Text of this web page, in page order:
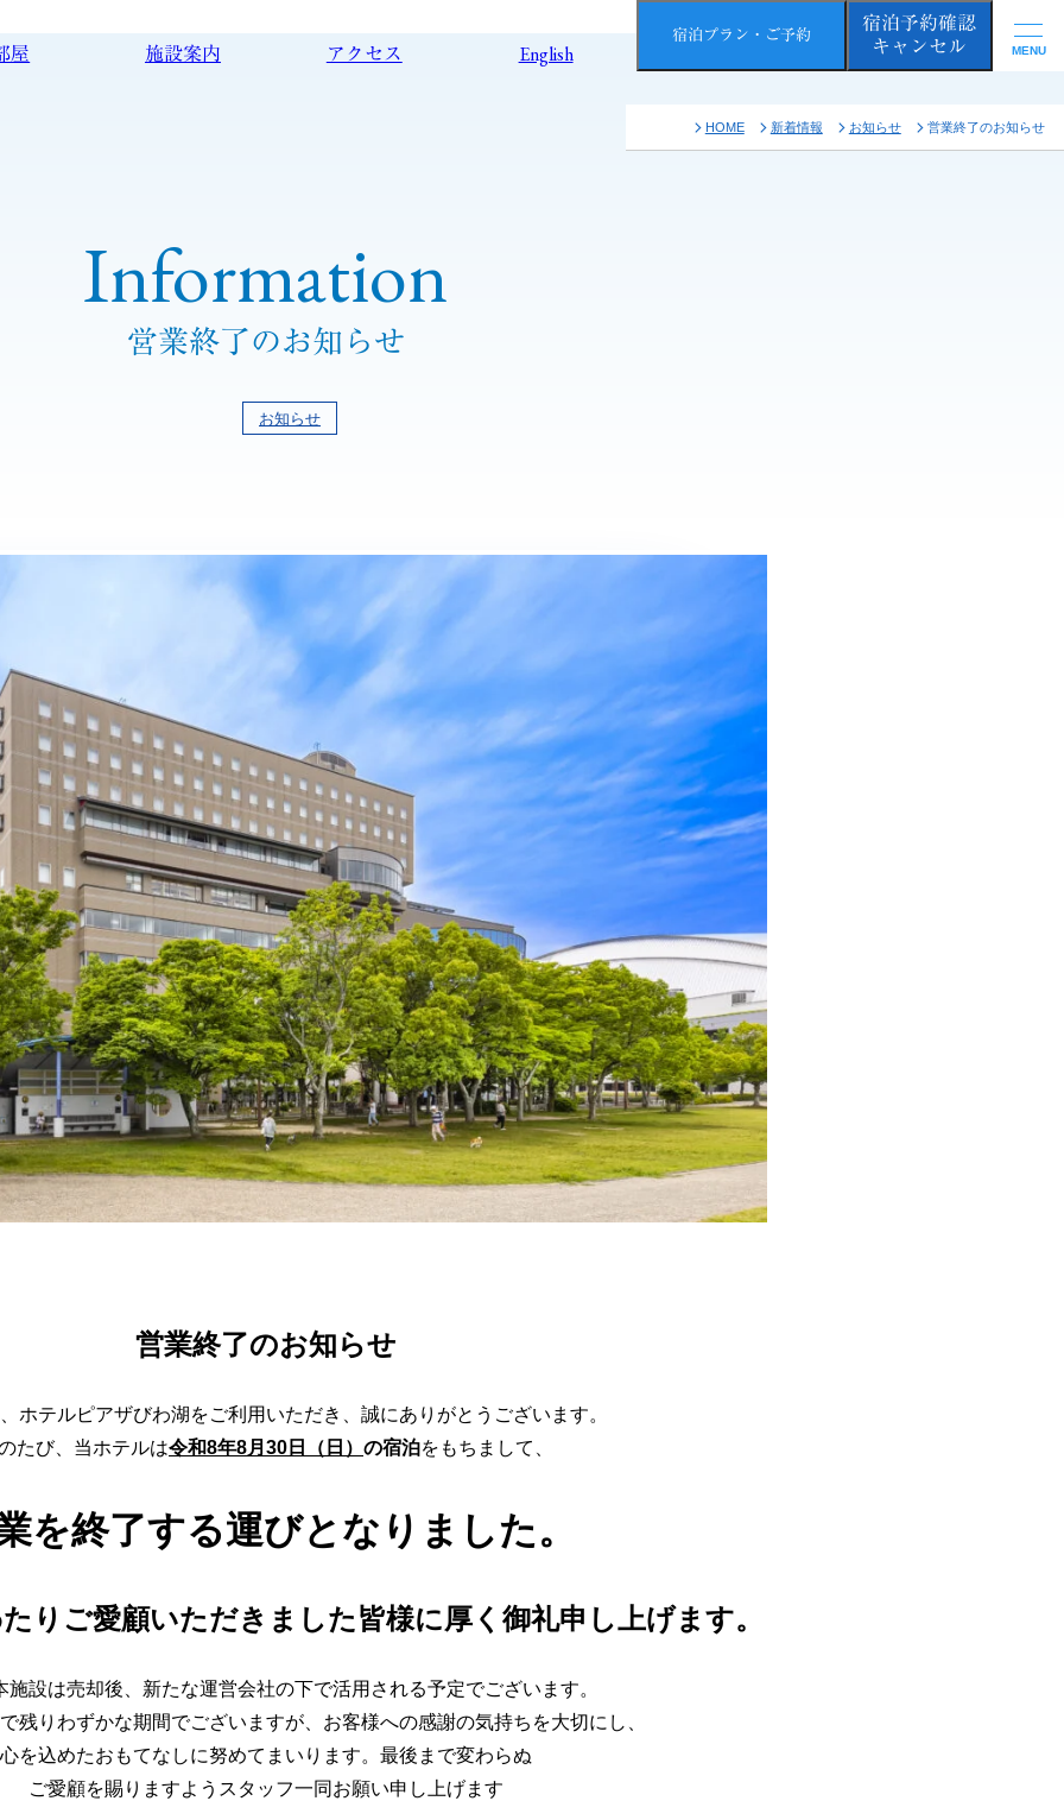
屋 施設案内 アクセス English
宿泊プラン・ご予約
宿泊予約確認
キャンセル
HOME 新着情報 お知らせ 営業終了のお知らせ
Information
営業終了のお知らせ
お知らせ
営業終了のお知らせ
ホテルピアザびわ湖をご利用いただき、誠にありがとうございます。
たび、当ホテルは令和8年8月30日（日） の宿泊をもちまして、
を終了する運びとなりました。
りご愛顧いただきました皆様に厚く御礼申し上げます。
施設は売却後、新たな運営会社の下で活用される予定でございます。
残りわずかな期間でございますが、お客様への感謝の気持ちを大切にし、
心を込めたおもてなしに努めてまいります。最後まで変わらぬ
ご愛顧を賜りますようスタッフ一同お願い申し上げます